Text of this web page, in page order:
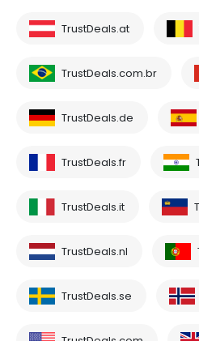
TrustDeals.at
TrustDeals.com.br
TrustDeals.de
TrustDeals.fr
TrustDeals.it
TrustDeals.nl
TrustDeals.se